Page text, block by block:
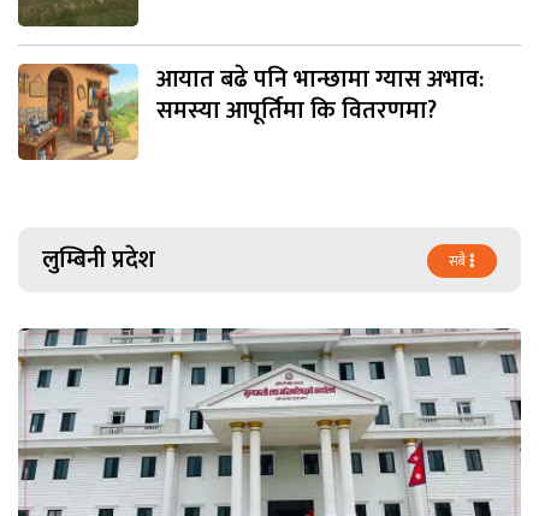
आयात बढे पनि भान्छामा ग्यास अभाव:
समस्या आपूर्तिमा कि वितरणमा?
लुम्बिनी प्रदेश सबै